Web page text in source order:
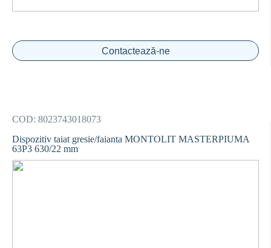
Contactează-ne
COD: 8023743018073
Dispozitiv taiat gresie/faianta MONTOLIT MASTERPIUMA
63P3 630/22 mm